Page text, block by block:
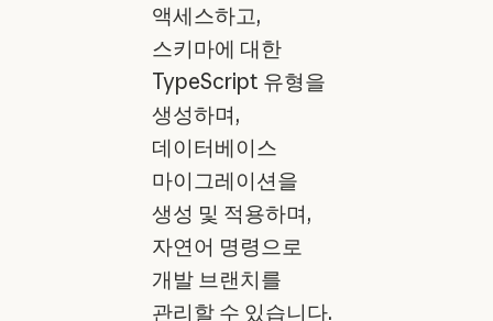
액세스하고,
스키마에 대한
TypeScript 유형을
생성하며,
데이터베이스
마이그레이션을
생성 및 적용하며,
자연어 명령으로
개발 브랜치를
관리할 수 있습니다.